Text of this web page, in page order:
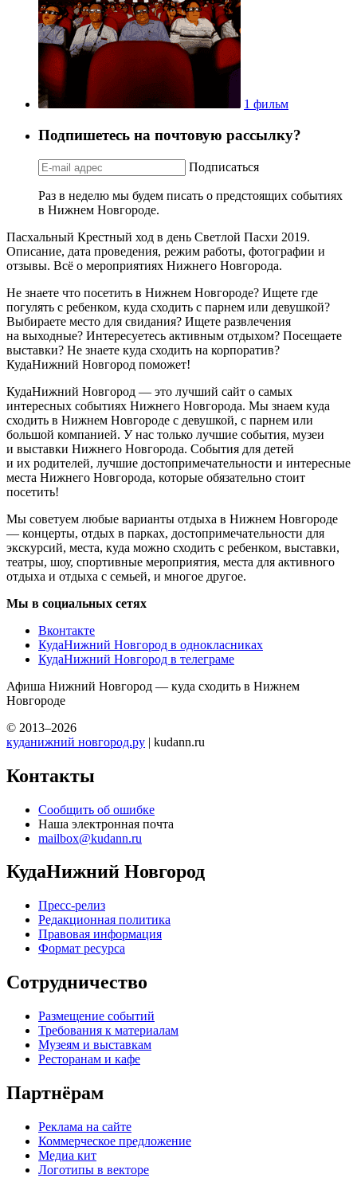
1 фильм
Подпишетесь на почтовую рассылку?
Подписаться
Раз в неделю мы будем писать о предстоящих событиях
в Нижнем Новгороде.
Пасхальный Крестный ход в день Светлой Пасхи 2019.
Описание, дата проведения, режим работы, фотографии и
отзывы. Всё о мероприятиях Нижнего Новгорода.
Не знаете что посетить в Нижнем Новгороде? Ищете где
погулять с ребенком, куда сходить с парнем или девушкой?
Выбираете место для свидания? Ищете развлечения
на выходные? Интересуетесь активным отдыхом? Посещаете
выставки? Не знаете куда сходить на корпоратив?
КудаНижний Новгород поможет!
КудаНижний Новгород — это лучший сайт о самых
интересных событиях Нижнего Новгорода. Мы знаем куда
сходить в Нижнем Новгороде с девушкой, с парнем или
большой компанией. У нас только лучшие события, музеи
и выставки Нижнего Новгорода. События для детей
и их родителей, лучшие достопримечательности и интересные
места Нижнего Новгорода, которые обязательно стоит
посетить!
Мы советуем любые варианты отдыха в Нижнем Новгороде
— концерты, отдых в парках, достопримечательности для
экскурсий, места, куда можно сходить с ребенком, выставки,
театры, шоу, спортивные мероприятия, места для активного
отдыха и отдыха с семьей, и многое другое.
Мы в социальных сетях
Вконтакте
КудаНижний Новгород в однокласниках
КудаНижний Новгород в телеграме
Афиша Нижний Новгород — куда сходить в Нижнем
Новгороде
© 2013–2026
куданижний новгород.ру | kudann.ru
Контакты
Сообщить об ошибке
Наша электронная почта
mailbox@kudann.ru
КудаНижний Новгород
Пресс-релиз
Редакционная политика
Правовая информация
Формат ресурса
Сотрудничество
Размещение событий
Требования к материалам
Музеям и выставкам
Ресторанам и кафе
Партнёрам
Реклама на сайте
Коммерческое предложение
Медиа кит
Логотипы в векторе